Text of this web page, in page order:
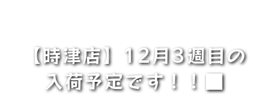
【時津店】12月3週目の
入荷予定です！！■